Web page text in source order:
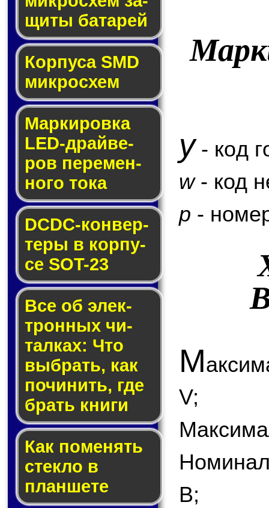
щи­ты ба­та­рей
Корпуса SMD
мик­ро­схем
Маркировка
LED-драй­ве­
ров пе­ре­мен­
но­го то­ка
DCDC-кон­вер­
те­ры в кор­пу­
се SOT-23
Все об элек­
трон­ных чи­
тал­ках: Что
выб­рать, как
по­чи­нить, где
брать кни­ги
Как по­ме­нять
стек­ло в
планшете
y- код
w- код
p -
М
V;
В;